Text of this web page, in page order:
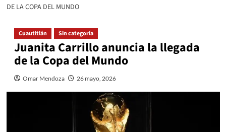
DE LA COPA DEL MUNDO
Cuautitlán Sin categoría
Juanita Carrillo anuncia la llegada
de la Copa del Mundo
Omar Mendoza 26 mayo, 2026